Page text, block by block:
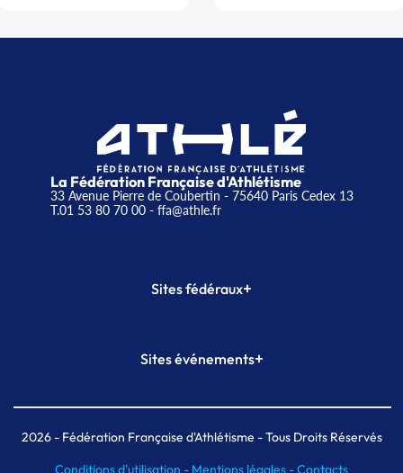
La Fédération Française d'Athlétisme
33 Avenue Pierre de Coubertin - 75640 Paris Cedex 13
T.01 53 80 70 00- ffa@athle.fr
Sites fédéraux+
Plateforme Formation
Sites événements+
Meeting de Paris indoor
MAIF Ekiden de Paris
2026- Fédération Française d'Athlétisme - Tous Droits Réservés
Conditions d'utilisation - Mentions légales -Contacts